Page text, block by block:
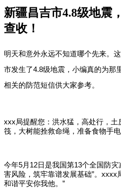
新疆昌吉市4.8级地震
查收！
明天和意外永远不知道哪个先来。
市发生了4.8级地震，小编真的为那
相关的防范短信供大家参考。
xxx局提醒您：洪水猛，高处行，
筏，大树能拴救命绳，准备食物手
今年5月12日是我国第13个全国防
害风险，筑牢靠谱发展基础”。xxxx
和谐平安你我他。”